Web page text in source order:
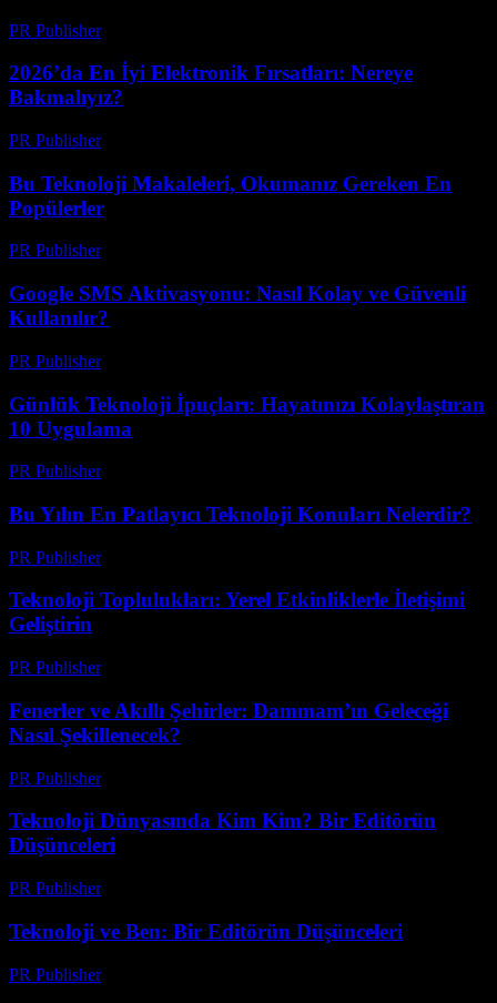
PR Publisher-
2026’da En İyi Elektronik Fırsatları: Nereye
Bakmalıyız?
PR Publisher-
Bu Teknoloji Makaleleri, Okumanız Gereken En
Popülerler
PR Publisher-
Google SMS Aktivasyonu: Nasıl Kolay ve Güvenli
Kullanılır?
PR Publisher-
Günlük Teknoloji İpuçları: Hayatınızı Kolaylaştıran
10 Uygulama
PR Publisher-
Bu Yılın En Patlayıcı Teknoloji Konuları Nelerdir?
PR Publisher-
Teknoloji Toplulukları: Yerel Etkinliklerle İletişimi
Geliştirin
PR Publisher-
Fenerler ve Akıllı Şehirler: Dammam’ın Geleceği
Nasıl Şekillenecek?
PR Publisher-
Teknoloji Dünyasında Kim Kim? Bir Editörün
Düşünceleri
PR Publisher-
Teknoloji ve Ben: Bir Editörün Düşünceleri
PR Publisher-